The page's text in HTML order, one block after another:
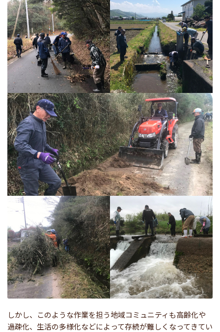
しかし、このような作業を担う地域コミュニティも高齢化や
過疎化、生活の多様化などによって存続が難しくなってきてい